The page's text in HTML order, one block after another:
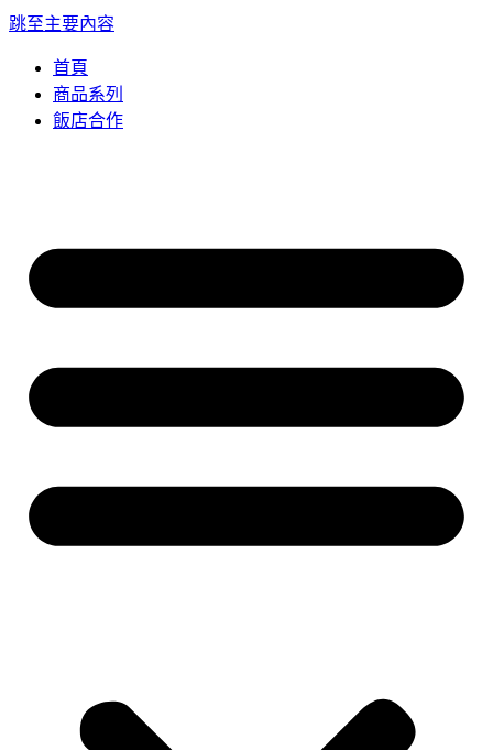
跳至主要內容
首頁
商品系列
飯店合作